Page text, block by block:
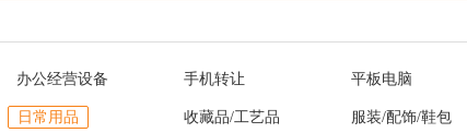
办公经营设备 手机转让 平板电脑
日常用品 收藏品/工艺品 服装/配饰/鞋包